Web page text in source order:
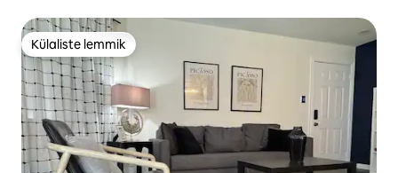
Külaliste lemmik
Külaliste lemmik